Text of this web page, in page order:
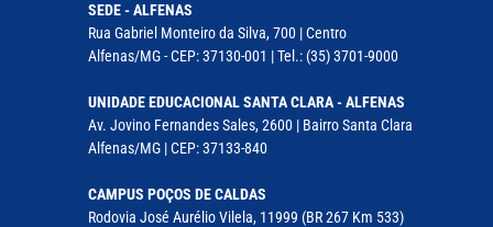
SEDE - ALFENAS
Rua Gabriel Monteiro da Silva, 700 | Centro
Alfenas/MG - CEP: 37130-001 | Tel.: (35) 3701-9000
UNIDADE EDUCACIONAL SANTA CLARA - ALFENAS
Av. Jovino Fernandes Sales, 2600 | Bairro Santa Clara
Alfenas/MG | CEP: 37133-840
CAMPUS POÇOS DE CALDAS
Rodovia José Aurélio Vilela, 11999 (BR 267 Km 533)